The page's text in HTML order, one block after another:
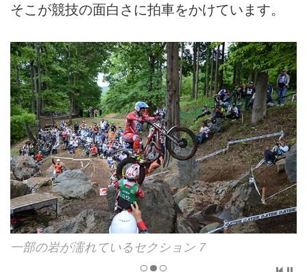
そこが競技の面白さに拍車をかけています。
一部の岩が濡れているセクション７